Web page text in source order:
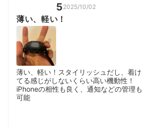
5 2025/10/02
薄い、軽い！
薄い、軽い！スタイリッシュだし、着け
てる感じがしないくらい高い機動性！
iPhoneの相性も良く、通知などの管理も
可能